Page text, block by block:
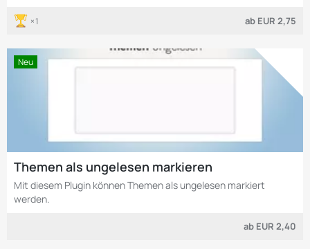
1 ab EUR 2,75
Neu
Themen als ungelesen markieren
Mit diesem Plugin können Themen als ungelesen markiert
werden.
ab EUR 2,40